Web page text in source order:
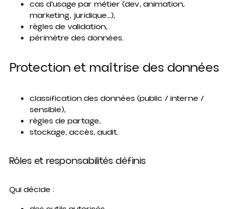
cas d’usage par métier (dev, animation,
marketing, juridique…),
règles de validation,
périmètre des données.
Protection et maîtrise des données
classification des données (public / interne /
sensible),
règles de partage,
stockage, accès, audit.
Rôles et responsabilités définis
Qui décide :